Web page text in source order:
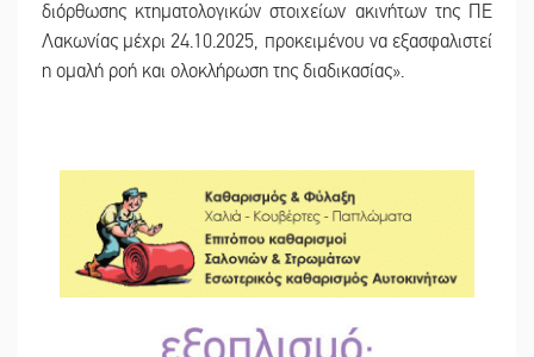
διόρθωσης κτηματολογικών στοιχείων ακινήτων της ΠΕ
Λακωνίας μέχρι 24.10.2025, προκειμένου να εξασφαλιστεί
η ομαλή ροή και ολοκλήρωση της διαδικασίας».